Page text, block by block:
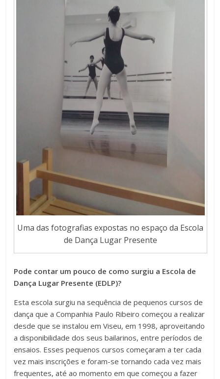
Uma das fotografias expostas no espaço da Escola
de Dança Lugar Presente
Pode contar um pouco de como surgiu a Escola de
Dança Lugar Presente (EDLP)?
Esta escola surgiu na sequência de pequenos cursos de
dança que a Companhia Paulo Ribeiro começou a realizar
desde que se instalou em Viseu, em 1998, aproveitando
a disponibilidade dos seus bailarinos, entre períodos de
ensaios. Esses pequenos cursos começaram a ter cada
vez mais inscrições e foram-se tornando cada vez mais
frequentes, até ao momento em que começou a fazer